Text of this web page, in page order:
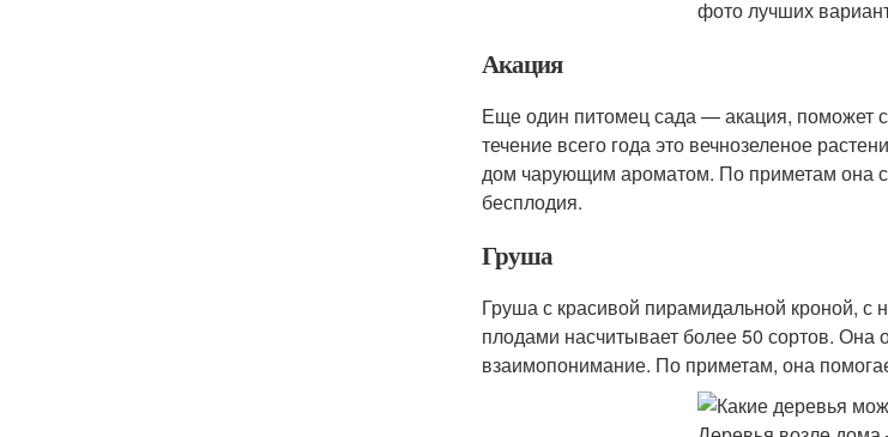
Акация
Еще один питомец сада — акация, поможет
течение всего года это вечнозеленое
дом чарующим ароматом. По приметам она
бесплодия.
Груша
Груша с красивой пирамидальной кроной,
плодами насчитывает более 50 сортов. Она
взаимопонимание. По приметам, она